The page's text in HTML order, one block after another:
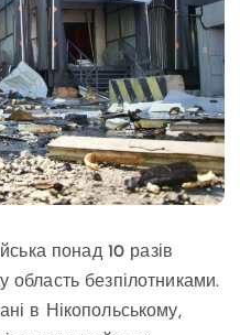
понад 10 разів
область безпілотниками.
в Нікопольському,